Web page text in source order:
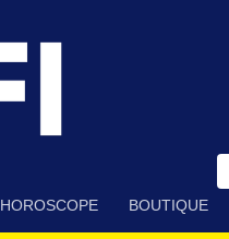
HOROSCOPE BOUTIQUE